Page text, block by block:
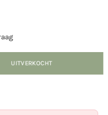
UITVERKOCHT